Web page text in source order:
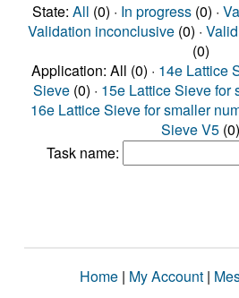
State: All (0) · In progress(0) ·
Validation inconclusive(0) · Valid
(0)
Application: All (0) · 14e Lattice
Sieve (0) · 15e Lattice Sieve for
16e Lattice Sieve for smaller
Sieve V5 (0)
Task name:
Home | My Account |